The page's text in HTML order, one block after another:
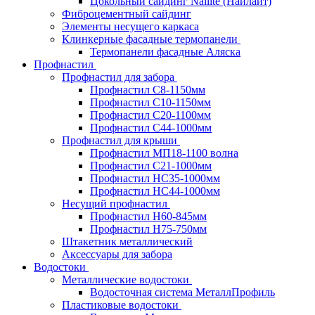
Фиброцементный сайдинг
Элементы несущего каркаса
Клинкерные фасадные термопанели
Термопанели фасадные Аляска
Профнастил
Профнастил для забора
Профнастил С8-1150мм
Профнастил С10-1150мм
Профнастил С20-1100мм
Профнастил С44-1000мм
Профнастил для крыши
Профнастил МП18-1100 волна
Профнастил С21-1000мм
Профнастил HC35-1000мм
Профнастил НС44-1000мм
Несущий профнастил
Профнастил Н60-845мм
Профнастил H75-750мм
Штакетник металлический
Аксессуары для забора
Водостоки
Металлические водостоки
Водосточная система МеталлПрофиль
Пластиковые водостоки